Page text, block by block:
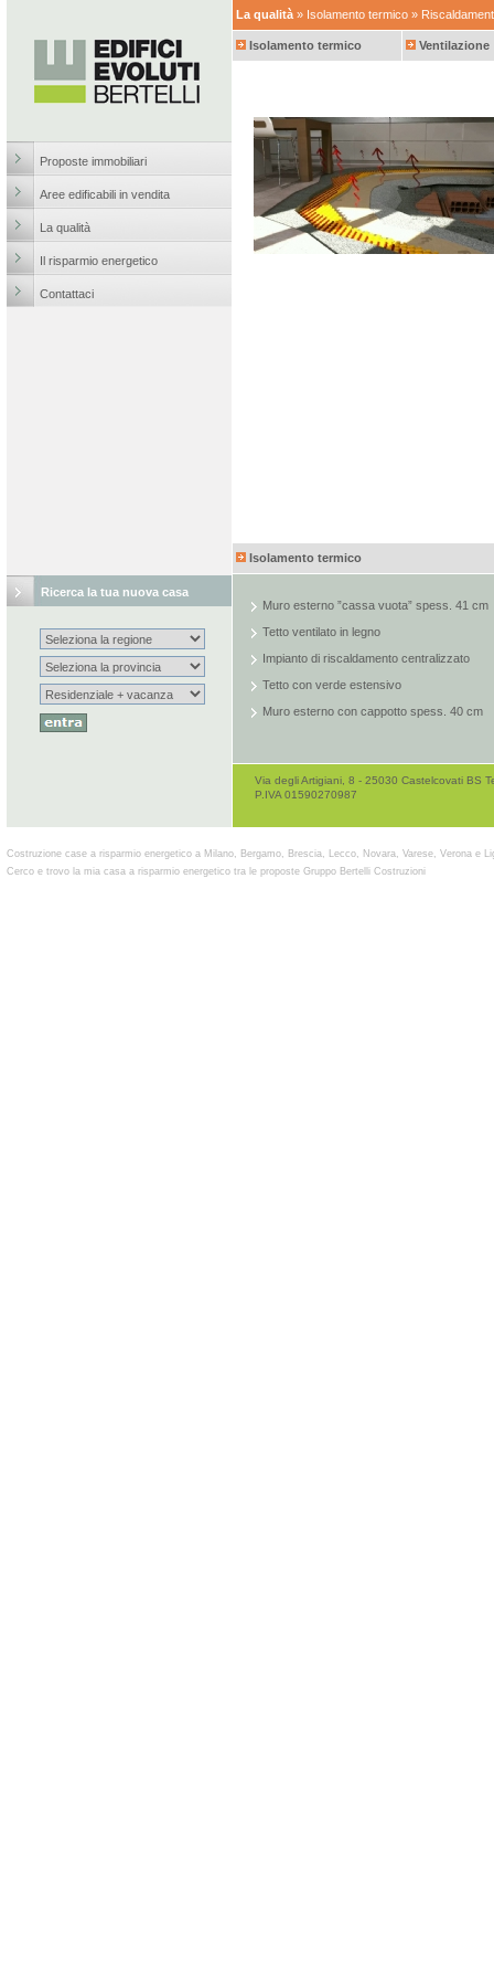
Proposte immobiliari
Aree edificabili in vendita
La qualità
Il risparmio energetico
Contattaci
Ricerca la tua nuova casa
La qualità» Isolamento termico »
Isolamento termico Ventilazione
Isolamento termico
Muro esterno ”cassa vuota” spess. 41 cm
Tetto ventilato in legno
Impianto di riscaldamento centralizzato
Tetto con verde estensivo
Muro esterno con cappotto spess. 40 cm
Via degli Artigiani, 8 - 25030 Castelcovati BS
P.IVA 01590270987
Costruzione case a risparmio energetico a Milano, Bergamo, Brescia, Lecco, Novara, Varese, Verona e
Cerco e trovo la mia casa a risparmio energetico tra le proposte Gruppo Bertelli Costruzioni